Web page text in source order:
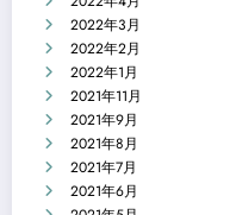
2022年3月
2022年2月
2022年1月
2021年11月
2021年9月
2021年8月
2021年7月
2021年6月